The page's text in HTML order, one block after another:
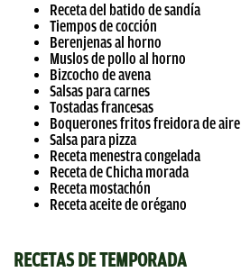
Receta del batido de sandía
Tiempos de cocción
Berenjenas al horno
Muslos de pollo al horno
Bizcocho de avena
Salsas para carnes
Tostadas francesas
Boquerones fritos freidora de aire
Salsa para pizza
Receta menestra congelada
Receta de Chicha morada
Receta mostachón
Receta aceite de orégano
RECETAS DE TEMPORADA